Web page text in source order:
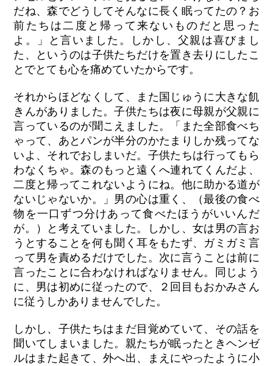
だね、森でどうしてそんなに長く眠ってたの？お
前たちは二度と帰って来ないものだと思った
よ。」と言いました。しかし、父親は喜びまし
た、というのは子供たちだけを置き去りにしたこ
とでとても心を痛めていたからです。
それからほどなくして、また国じゅうに大きな飢
きんがありました。子供たちは夜に母親が父親に
言っているのが聞こえました。「また全部食べち
ゃって、あとパンが半分のかたまりしか残ってな
いよ、それでおしまいだ。子供たちは行ってもら
わなくちゃ。森のもっと遠くへ連れてくんだよ、
二度と帰ってこれないようにね。他に助かる道が
ないじゃないか。」男の心は重く、（最後の食べ
物を一口ずつ分けあって食べたほうがいいんだ
が。）と考えていました。しかし、女は男の言お
うとすることを何も聞く耳をもたず、ガミガミ言
って男を責めるだけでした。次に言うことは前に
言ったことに合わなければなりません。同じよう
に、男は初めに従ったので、２回目もおかみさん
に従うしかありませんでした。
しかし、子供たちはまだ目覚めていて、その話を
聞いてしまいました。親たちが眠ったときヘンゼ
ルはまた起きて、外へ出、まえにやったように小